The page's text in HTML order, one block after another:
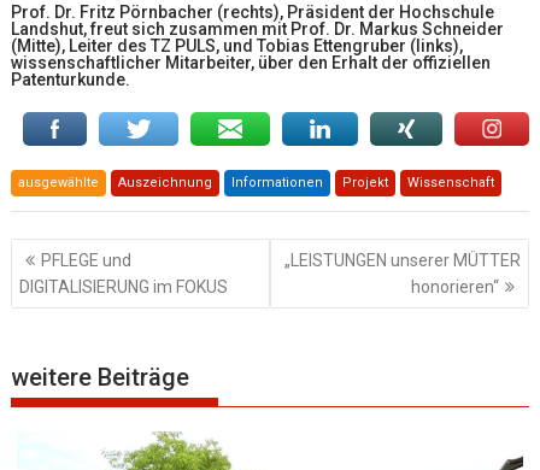
Prof. Dr. Fritz Pörnbacher (rechts), Präsident der Hochschule
Landshut, freut sich zusammen mit Prof. Dr. Markus Schneider
(Mitte), Leiter des TZ PULS, und Tobias Ettengruber (links),
wissenschaftlicher Mitarbeiter, über den Erhalt der offiziellen
Patenturkunde.
ausgewählte Auszeichnung Informationen Projekt Wissenschaft
Beitragsnavigation
PFLEGE und
DIGITALISIERUNG im FOKUS
„LEISTUNGEN unserer MÜTTER
honorieren“
weitere Beiträge